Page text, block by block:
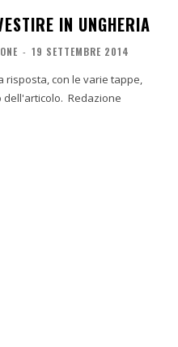
IN UNGHERIA
- 19 SETTEMBRE 2014
risposta, con le varie tappe,
Redazione